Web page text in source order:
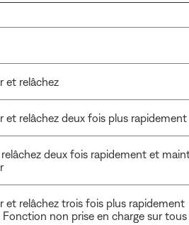
et relâchez
et relâchez deux fois plus rapidement
deux fois rapidement et
et relâchez trois fois plus rapidement
Fonction non prise en charge sur